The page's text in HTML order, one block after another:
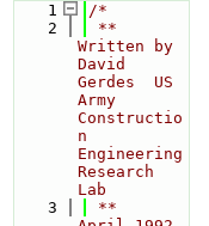
    1
/*
    2
**
Written by
David
Gerdes  US
Army
Constructio
n
Engineering
Research
Lab
    3
**